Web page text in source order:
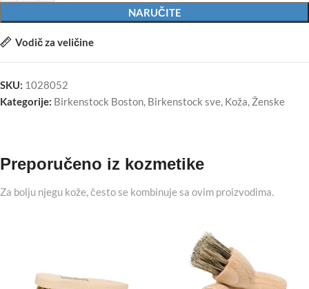
NARUČITE
Vodič za veličine
SKU: 1028052
Kategorije: Birkenstock Boston Birkenstock sve Koža Ženske
Preporučeno iz kozmetike
Za bolju njegu kože, često se kombinuje sa ovim proizvodima.